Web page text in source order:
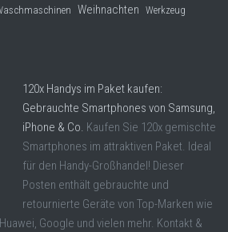
Weihnachten Werkzeug
120x Handys im Paket kaufen:
Gebrauchte Smartphones von Samsung,
iPhone & Co. Kaufen Sie 120x gemischte
Smartphones im attraktiven Paket. Ideal
für den Handy-Großhandel! Dieser
Posten enthält gebrauchte und
retournierte Geräte von Top-Marken wie
Google und vielen mehr. Kontakt &